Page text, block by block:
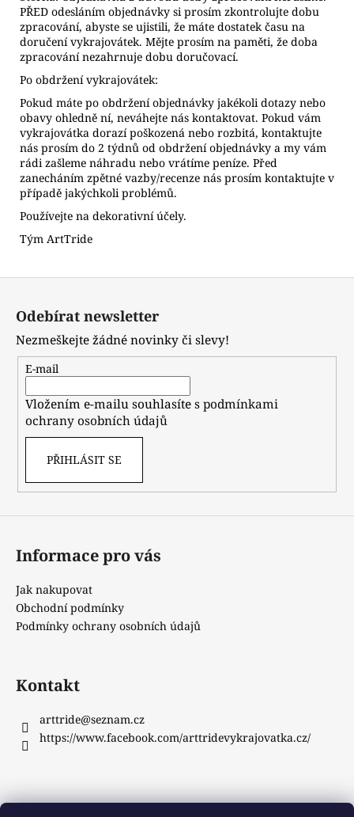
PŘED odesláním objednávky si prosím zkontrolujte dobu
zpracování, abyste se ujistili, že máte dostatek času na
doručení vykrajovátek. Mějte prosím na paměti, že doba
zpracování nezahrnuje dobu doručovací.
Po obdržení vykrajovátek:
Pokud máte po obdržení objednávky jakékoli dotazy nebo
obavy ohledně ní, neváhejte nás kontaktovat. Pokud vám
vykrajovátka dorazí poškozená nebo rozbitá, kontaktujte
nás prosím do 2 týdnů od obdržení objednávky a my vám
rádi zašleme náhradu nebo vrátíme peníze. Před
zanecháním zpětné vazby/recenze nás prosím kontaktujte v
případě jakýchkoli problémů.
Používejte na dekorativní účely.
Tým ArtTride
Odebírat newsletter
Nezmeškejte žádné novinky či slevy!
E-mail
Vložením e-mailu souhlasíte spodmínkami
ochrany osobních údajů
PŘIHLÁSIT SE
Informace pro vás
Jak nakupovat
Obchodní podmínky
Podmínky ochrany osobních údajů
Kontakt
arttride@seznam.cz
https://www.facebook.com/arttridevykrajovatka.cz/